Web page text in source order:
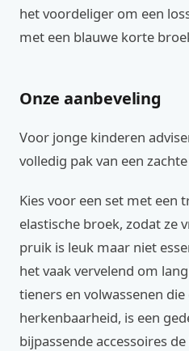
het voordeliger om een
met een blauwe korte
Onze aanbeveling
Voor jonge kinderen
volledig pak van een
Kies voor een set met een
elastische broek, zodat ze
pruik is leuk maar niet
het vaak vervelend om
tieners en volwassenen
herkenbaarheid, is een
bijpassende accessoires